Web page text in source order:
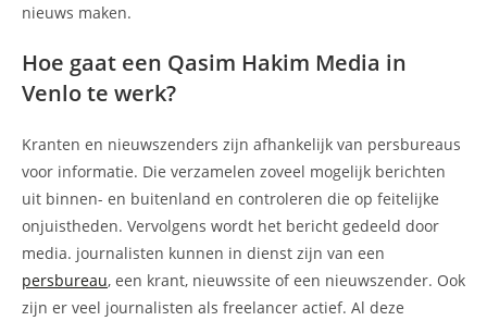
nieuws maken.
Hoe gaat een Qasim Hakim Media in
Venlo te werk?
Kranten en nieuwszenders zijn afhankelijk van persbureaus
voor informatie. Die verzamelen zoveel mogelijk berichten
uit binnen- en buitenland en controleren die op feitelijke
onjuistheden. Vervolgens wordt het bericht gedeeld door
media. journalisten kunnen in dienst zijn van een
persbureau, een krant, nieuwssite of een nieuwszender. Ook
zijn er veel journalisten als freelancer actief. Al deze